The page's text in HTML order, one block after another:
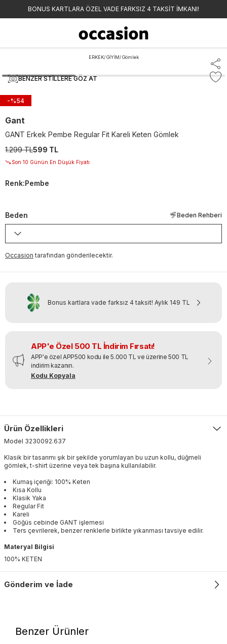
BONUS KARTLARA ÖZEL VADE FARKSIZ 4 TAKSİT İMKANI!
ERKEK/ GİYİM/ Gömlek
BENZER STILLERE GÖZ AT
-%54
Gant
GANT Erkek Pembe Regular Fit Kareli Keten Gömlek
1.299 TL599 TL
Son 10 Günün En Düşük Fiyatı
Renk:Pembe
Beden Beden Rehberi
Occasion tarafından gönderilecektir.
Bonus kartlara vade farksız 4 taksit! Aylık 149 TL
APP'e Özel 500 TL İndirim Fırsatı!
APP'e özel APP500 kodu ile 5.000 TL ve üzerine 500 TL
indirim kazanın.
Kodu Kopyala
Ürün Özellikleri
Model 3230092.637
Klasik bir tasarımı şık bir şekilde yorumlayan bu uzun kollu, düğmeli
gömlek, t-shirt üzerine veya tek başına kullanılabilir.
Kumaş içeriği: 100% Keten
Kısa Kollu
Klasik Yaka
Regular Fit
Kareli
Göğüs cebinde GANT işlemesi
Ters çevrilerek, benzer renklerle birlikte yıkanması tavsiye edilir.
Materyal Bilgisi
100% KETEN
Gönderim ve İade
Benzer Ürünler